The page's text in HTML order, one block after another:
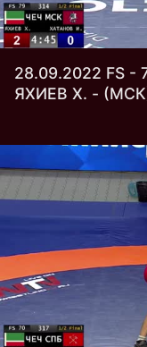
28.09.2022 FS -
ЯХИЕВ Х. -